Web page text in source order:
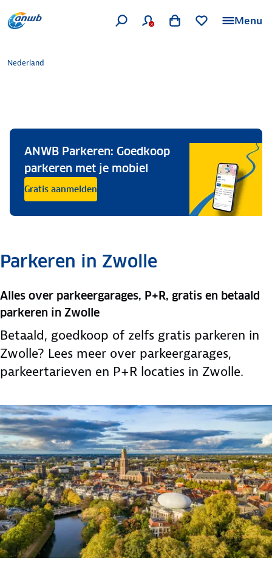
Menu
Nederland
ANWB Parkeren: Goedkoop
parkeren met je mobiel
Gratis aanmelden
Parkeren in Zwolle
Alles over parkeergarages, P+R, gratis en betaald
parkeren in Zwolle
Betaald, goedkoop of zelfs gratis parkeren in
Zwolle? Lees meer over parkeergarages,
parkeertarieven en P+R locaties in Zwolle.